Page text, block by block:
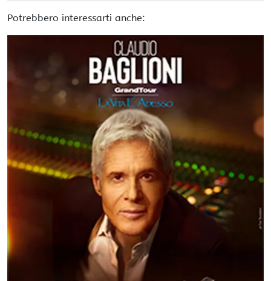
Potrebbero interessarti anche: